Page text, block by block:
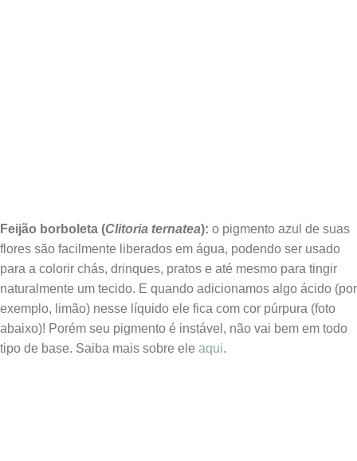
Feijão borboleta (Clitoria ternatea): o pigmento azul de suas
flores são facilmente liberados em água, podendo ser usado
para a colorir chás, drinques, pratos e até mesmo para tingir
naturalmente um tecido. E quando adicionamos algo ácido (por
exemplo, limão) nesse líquido ele fica com cor púrpura (foto
abaixo)! Porém seu pigmento é instável, não vai bem em todo
tipo de base. Saiba mais sobre ele aqui.